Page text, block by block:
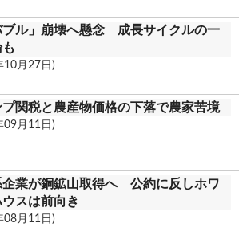
ブル」崩壊へ懸念 成長サイクルの一
10月27日)
プ関税と農産物価格の下落で農家苦境
09月11日)
企業が銅鉱山取得へ 公約に反しホワ
スは前向き
08月11日)